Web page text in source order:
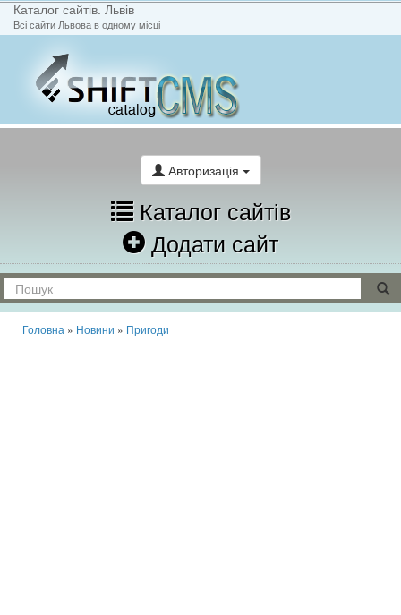
Каталог сайтів. Львів
Всі сайти Львова в одному місці
Авторизація
Каталог сайтів
Додати сайт
Головна » Новини » Пригоди